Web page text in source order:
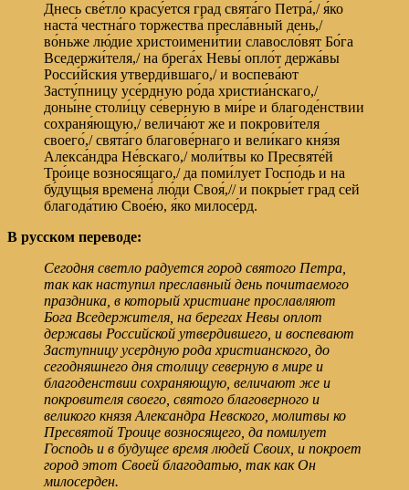
Днесь све́тло красу́ется град свята́го Петра́,/ я́ко
наста́ честна́го торжества́ пресла́вный день,/
во́ньже лю́дие христоимени́тии славосло́вят Бо́га
Вседержи́теля,/ на брега́х Невы́ опло́т держа́вы
Росси́йския утверди́вшаго,/ и воспева́ют
Засту́пницу усе́рдную ро́да христиа́нскаго,/
доны́не столи́цу се́верную в ми́ре и благоде́нствии
сохраня́ющую,/ велича́ют же и покрови́теля
своего́,/ свята́го благове́рнаго и вели́каго кня́зя
Алекса́ндра Не́вскаго,/ моли́твы ко Пресвяте́й
Тро́ице вознося́щаго,/ да поми́лует Госпо́дь и на
бу́дущыя времена́ лю́ди Своя́,// и покры́ет град сей
благода́тию Свое́ю, я́ко милосе́рд.
В русском переводе:
Сегодня светло радуется город святого Петра,
так как наступил преславный день почитаемого
праздника, в который христиане прославляют
Бога Вседержителя, на берегах Невы оплот
державы Российской утвердившего, и воспевают
Заступницу усердную рода христианского, до
сегодняшнего дня столицу северную в мире и
благоденствии сохраняющую, величают же и
покровителя своего, святого благоверного и
великого князя Александра Невского, молитвы ко
Пресвятой Троице возносящего, да помилует
Господь и в будущее время людей Своих, и покроет
город этот Своей благодатью, так как Он
милосерден.